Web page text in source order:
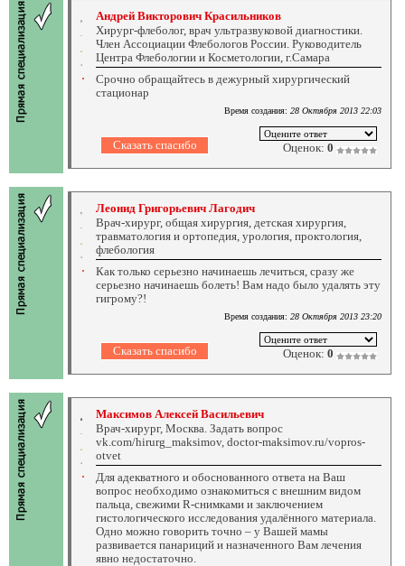
Андрей Викторович Красильников
Хирург-флеболог, врач ультразвуковой диагностики.
Член Ассоциации Флебологов России. Руководитель
Центра Флебологии и Косметологии, г.Самара
Срочно обращайтесь в дежурный хирургический
стационар
Время создания: 28 Октября 2013 22:03
Оценок: 0
Леонид Григорьевич Лагодич
Врач-хирург, общая хирургия, детская хирургия,
травматология и ортопедия, урология, проктология,
флебология
Как только серьезно начинаешь лечиться, сразу же
серьезно начинаешь болеть! Вам надо было удалять эту
гигрому?!
Время создания: 28 Октября 2013 23:20
Оценок: 0
Максимов Алексей Васильевич
Врач-хирург, Москва. Задать вопрос
vk.com/hirurg_maksimov, doctor-maksimov.ru/vopros-
otvet
Для адекватного и обоснованного ответа на Ваш
вопрос необходимо ознакомиться с внешним видом
пальца, свежими R-снимками и заключением
гистологического исследования удалённого материала.
Одно можно говорить точно – у Вашей мамы
развивается панариций и назначенного Вам лечения
явно недостаточно.